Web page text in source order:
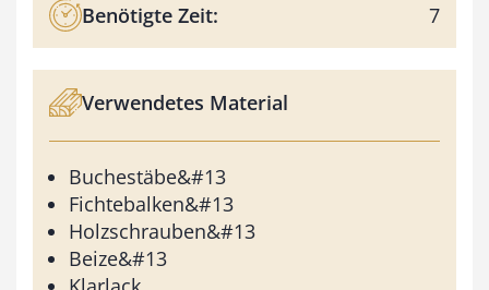
Benötigte Zeit: 7
Verwendetes Material
Buchestäbe&#13
Fichtebalken&#13
Holzschrauben&#13
Beize&#13